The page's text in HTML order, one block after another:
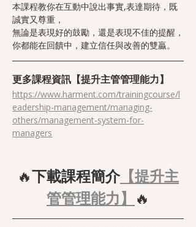
本課程教你在互動中說出事實,表達期待，既
誠實又尊重，
無論是表現好的鼓勵，還是表現不佳的提醒，
你都能在回饋中，建立信任與改善的雙贏。
更多課程資訊【提升主管管理能力】
https://www.harment.com/trainingcourse/l
eadership-management/managing-
others/management-system-for-
managers
🔥下載課程簡介【提升主
管管理能力】 🔥